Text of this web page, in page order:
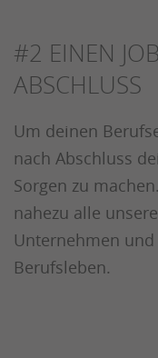
#2 EINEN
ABSCHLUSS
Um deinen
nach Abschluss
Sorgen zu
nahezu alle
Unternehmen
Berufsleben.